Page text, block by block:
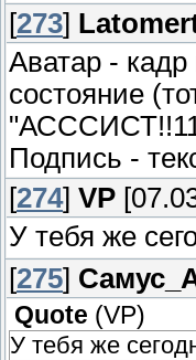
[273]
Аватар -
состояние
Подпись -
[274] VP
У тебя же
[275]
Quote (VP)
У тебя же